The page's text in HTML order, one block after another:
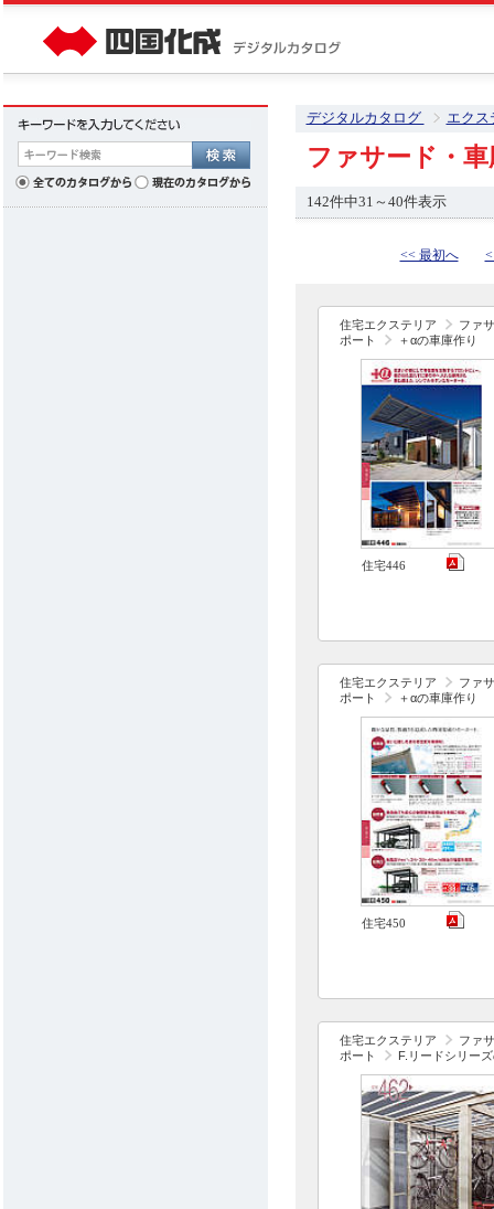
デジタルカタログ エクス
ファサード・
142件中31～40件表示
<< 最初へ
住宅エクステリア
ファ
ポート
＋αの車庫作り
住宅446
住宅エクステリア
ファ
ポート
＋αの車庫作り
住宅450
住宅エクステリア
ファ
ポート
F.リードシリー